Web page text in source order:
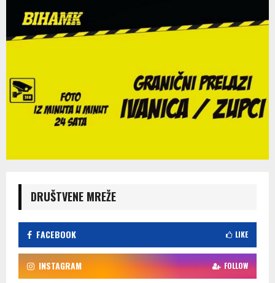
DRUŠTVENE MREŽE
FACEBOOK LIKE
INSTAGRAM FOLLOW